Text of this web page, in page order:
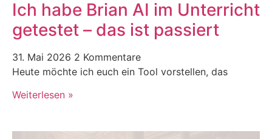
Ich habe Brian AI im Unterricht
getestet – das ist passiert
31. Mai 2026 2 Kommentare
Heute möchte ich euch ein Tool vorstellen, das
Weiterlesen »